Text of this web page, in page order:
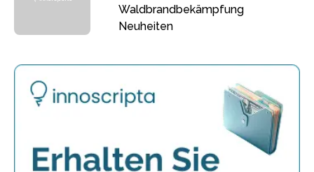
Waldbrandbekämpfung
Neuheiten